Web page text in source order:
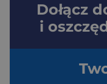
Dołącz
i